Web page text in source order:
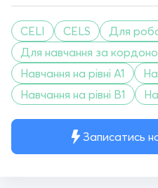
Записатись
CELI CELS Для
Для навчання за
Навчання на рівні A1
Навчання на рівні B1